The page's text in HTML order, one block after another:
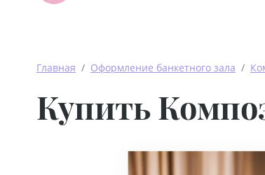
Главная
  /
Оформление банкетного зала
  /
Купить